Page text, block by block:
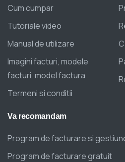
Cum cumpar
Tutoriale video
Manual de utilizare
Imagini facturi, modele
facturi, model factura
Termeni si conditii
Va recomandam
Program de facturare si
Program de facturare gratuit